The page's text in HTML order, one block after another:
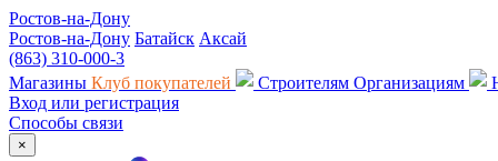
Ростов-на-Дону
Ростов-на-Дону Батайск Аксай
(863) 310-000-3
Магазины Клуб покупателей Строителям Организациям
Вход или регистрация
Способы связи
×